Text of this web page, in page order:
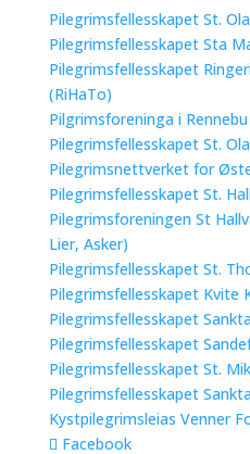
Pilegrimsfellesskapet St.
Pilegrimsfellesskapet Sta
Pilegrimsfellesskapet
(RiHaTo)
Pilgrimsforeninga i Rennebu
Pilegrimsfellesskapet St.
Pilegrimsnettverket for
Pilegrimsfellesskapet St.
Pilegrimsforeningen St
Lier, Asker)
Pilegrimsfellesskapet St.
Pilegrimsfellesskapet Kvite
Pilegrimsfellesskapet
Pilegrimsfellesskapet
Pilegrimsfellesskapet St.
Pilegrimsfellesskapet
Kystpilegrimsleias Venner
Facebook